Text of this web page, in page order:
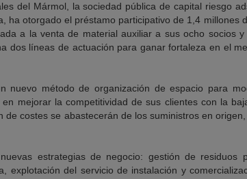
del Mármol, la sociedad pública de capital riesgo
ha otorgado el préstamo participativo de 1,4 millones
a la venta de material auxiliar a sus ocho socios
dos líneas de actuación para ganar fortaleza en el
nuevo método de organización de espacio para
mejorar la competitividad de sus clientes con la
costes se abastecerán de los suministros en
estrategias de negocio: gestión de residuos
explotación del servicio de instalación y